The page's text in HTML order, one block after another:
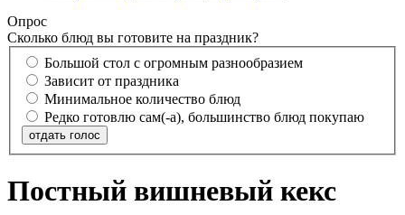
Опрос
Сколько блюд вы готовите на праздник?
Большой стол с огромным разнообразием
Зависит от праздника
Минимальное количество блюд
Редко готовлю сам(-а), большинство блюд покупаю
отдать голос
Постный вишневый кекс